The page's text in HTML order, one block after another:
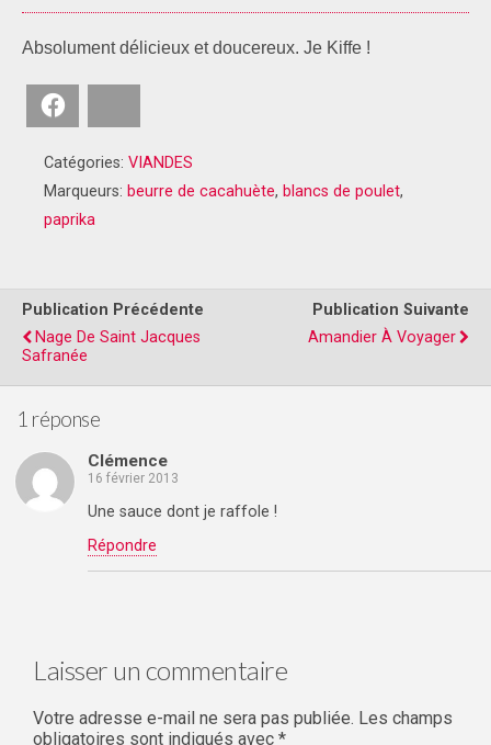
Absolument délicieux et doucereux. Je Kiffe !
Catégories: VIANDES
Marqueurs: beurre de cacahuète, blancs de poulet,
paprika
Publication Précédente
Nage De Saint Jacques
Safranée
Publication Suivante
Amandier À Voyager
1 réponse
Clémence
16 février 2013
Une sauce dont je raffole !
Répondre
Laisser un commentaire
Votre adresse e-mail ne sera pas publiée. Les champs
obligatoires sont indiqués avec *